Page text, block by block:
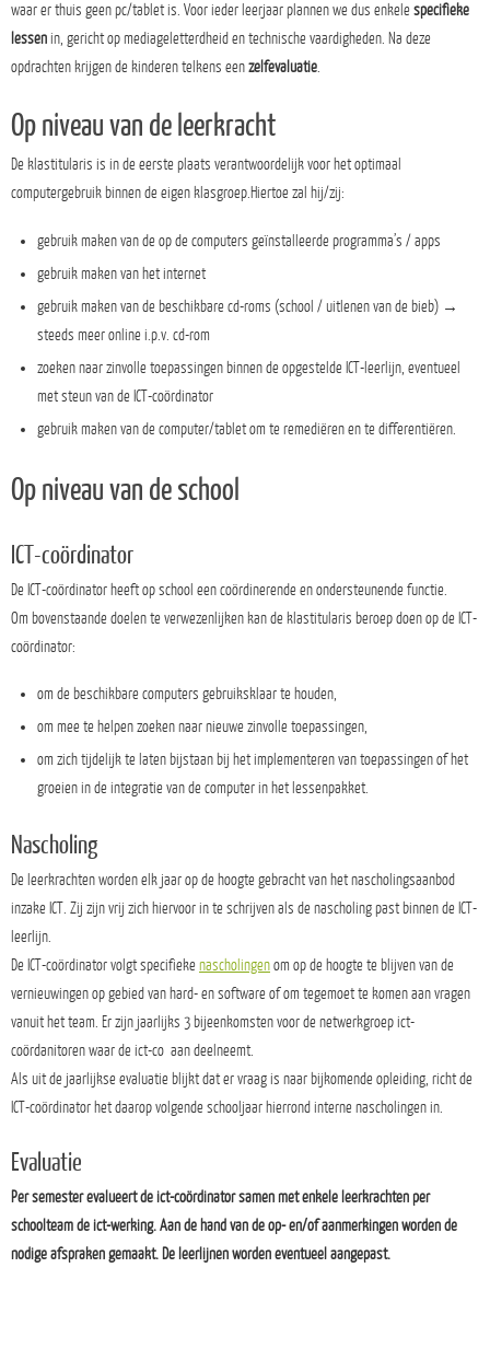
waar er thuis geen pc/tablet is. Voor ieder leerjaar plannen we dus enkelespecifieke
lessenin, gericht op mediageletterdheid en technische vaardigheden. Na deze
opdrachten krijgen de kinderen telkens eenzelfevaluatie.
Op niveau van de leerkracht
De klastitularis is in de eerste plaats verantwoordelijk voor het optimaal
computergebruik binnen de eigen klasgroep.Hiertoe zal hij/zij:
gebruik maken van de op de computers geïnstalleerde programma’s / apps
gebruik maken van het internet
gebruik maken van de beschikbare cd-roms (school / uitlenen van de bieb) →
steeds meer online i.p.v. cd-rom
zoeken naar zinvolle toepassingen binnen de opgestelde ICT-leerlijn, eventueel
met steun van de ICT-coördinator
gebruik maken van de computer/tablet om te remediëren en te differentiëren.
Op niveau van de school
ICT-coördinator
De ICT-coördinator heeft op school een coördinerende en ondersteunende functie.
Om bovenstaande doelen te verwezenlijken kan de klastitularis beroep doen op de ICT-
coördinator:
om de beschikbare computers gebruiksklaar te houden,
om mee te helpen zoeken naar nieuwe zinvolle toepassingen,
om zich tijdelijk te laten bijstaan bij het implementeren van toepassingen of het
groeien in de integratie van de computer in het lessenpakket.
Nascholing
De leerkrachten worden elk jaar op de hoogte gebracht van het nascholingsaanbod
inzake ICT. Zij zijn vrij zich hiervoor in te schrijven als de nascholing past binnen de ICT-
leerlijn.
De ICT-coördinator volgt specifiekenascholingenom op de hoogte te blijven van de
vernieuwingen op gebied van hard- en software of om tegemoet te komen aan vragen
vanuit het team. Er zijn jaarlijks 3 bijeenkomsten voor de netwerkgroep ict-
coördanitoren waar de ict-co aan deelneemt.
Als uit de jaarlijkse evaluatie blijkt dat er vraag is naar bijkomende opleiding, richt de
ICT-coördinator het daarop volgende schooljaar hierrond interne nascholingen in.
Evaluatie
Per semester evalueert de ict-coördinator samen met enkele leerkrachten per
schoolteam de ict-werking. Aan de hand van de op- en/of aanmerkingen worden de
nodige afspraken gemaakt. De leerlijnen worden eventueel aangepast.